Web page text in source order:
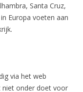
Santa Cruz,
Europa voeten aan
via het web
niet onder doet voor